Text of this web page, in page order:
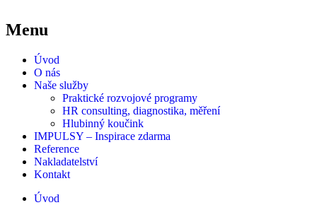
Menu
Úvod
O nás
Naše služby
Praktické rozvojové programy
HR consulting, diagnostika, měření
Hlubinný koučink
IMPULSY – Inspirace zdarma
Reference
Nakladatelství
Kontakt
Úvod